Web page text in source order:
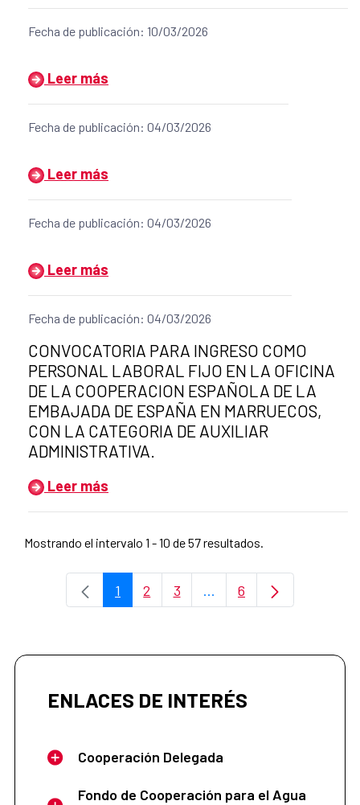
Fecha de publicación: 10/03/2026
Leer más
Fecha de publicación: 04/03/2026
Leer más
Fecha de publicación: 04/03/2026
Leer más
Fecha de publicación: 04/03/2026
Título del anuncio:
CONVOCATORIA PARA INGRESO COMO
PERSONAL LABORAL FIJO EN LA OFICINA
DE LA COOPERACION ESPAÑOLA DE LA
EMBAJADA DE ESPAÑA EN MARRUECOS,
CON LA CATEGORIA DE AUXILIAR
ADMINISTRATIVA.
Leer más
Mostrando el intervalo 1 - 10 de 57 resultados.
Página
1 Página
2 Página
3 ...Páginas intermedias
Página
6
ENLACES DE INTERÉS
Cooperación Delegada
Fondo de Cooperación para el Agua